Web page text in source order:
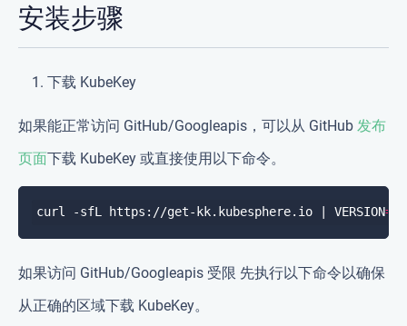
安装步骤
下载 KubeKey
如果能正常访问 GitHub/Googleapis，可以从 GitHub 发布
页面下载 KubeKey 或直接使用以下命令。
curl -sfL https://get-kk.kubesphere.io | VERSION=
如果访问 GitHub/Googleapis 受限 先执行以下命令以确保
从正确的区域下载 KubeKey。